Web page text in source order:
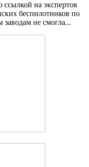
на экспертов
беспилотников по
не смогла...